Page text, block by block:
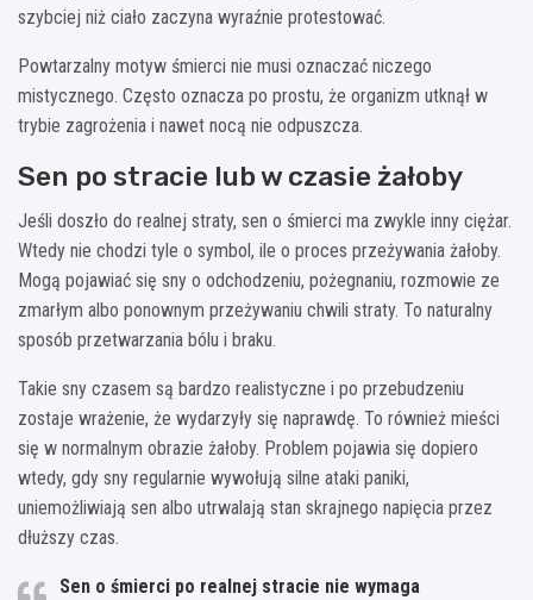
szybciej niż ciało zaczyna wyraźnie protestować.
Powtarzalny motyw śmierci nie musi oznaczać niczego
mistycznego. Często oznacza po prostu, że organizm utknął w
trybie zagrożenia i nawet nocą nie odpuszcza.
Sen po stracie lub w czasie żałoby
Jeśli doszło do realnej straty, sen o śmierci ma zwykle inny ciężar.
Wtedy nie chodzi tyle o symbol, ile o proces przeżywania żałoby.
Mogą pojawiać się sny o odchodzeniu, pożegnaniu, rozmowie ze
zmarłym albo ponownym przeżywaniu chwili straty. To naturalny
sposób przetwarzania bólu i braku.
Takie sny czasem są bardzo realistyczne i po przebudzeniu
zostaje wrażenie, że wydarzyły się naprawdę. To również mieści
się w normalnym obrazie żałoby. Problem pojawia się dopiero
wtedy, gdy sny regularnie wywołują silne ataki paniki,
uniemożliwiają sen albo utrwalają stan skrajnego napięcia przez
dłuższy czas.
Sen o śmierci po realnej stracie nie wymaga